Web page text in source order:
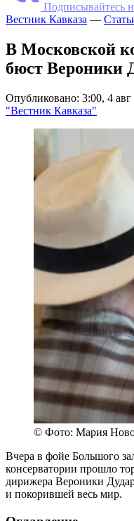
Подписывайтесь
Вестник Кавказа —
В Московской
бюст Вероники
Опубликовано: 3:00, 4
"Вестник Кавказа"
© Фото: Мария
Вчера в фойе Большого
консерватории прошло
дирижера Вероники
и покорившей весь мир.